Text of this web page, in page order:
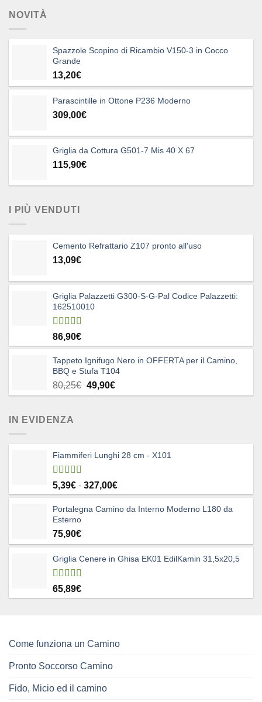
NOVITÀ
Spazzole Scopino di Ricambio V150-3 in Cocco
Grande
13,20€
Parascintille in Ottone P236 Moderno
309,00€
Griglia da Cottura G501-7 Mis 40 X 67
115,90€
I PIÙ VENDUTI
Cemento Refrattario Z107 pronto all'uso
13,09€
Griglia Palazzetti G300-S-G-Pal Codice Palazzetti:
162510010
Valutato
5.00su 5
86,90€
Tappeto Ignifugo Nero in OFFERTA per il Camino,
BBQ e Stufa T104
80,25€ Il
prezzo
49,90€Il
prezzo
IN EVIDENZA
Fiammiferi Lunghi 28 cm - X101
Valutato
5.00su 5
5,39€ - 327,00€Fascia
di
prezzo:
a
327,00€
Portalegna Camino da Interno Moderno L180 da
Esterno
75,90€
Griglia Cenere in Ghisa EK01 EdilKamin 31,5x20,5
Valutato
4.83su 5
65,89€
Come funziona un Camino
Pronto Soccorso Camino
Fido, Micio ed il camino